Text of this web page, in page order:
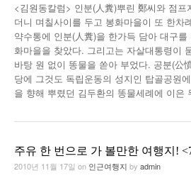
놀이공원
낚시/비치
골프
<김원동칼럼> 인분(人糞)뿌린 鄭씨와 점
더니 며칠사이를 두고 봉화마을이 또 한차
약수통에 인분(人糞)을 한가득 담아 대구
화마을을 찾았다. 그리고는 자살대통령이
바탕 원 없이 똥물을 쏟아 부었다. 공분(公
당에 그것도 독립운동의 성지인 탑골공원
을 향해 뿌렸던 김두환의 똥물세례에 이은
주유 한 번으로 가 볼만한 여행지!
2010년 11월 17일 on 인근여행지 by admin